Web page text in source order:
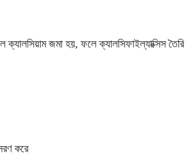
জমা হয়, ফলে ক্যালসিফাইল্যাক্সিস
করে